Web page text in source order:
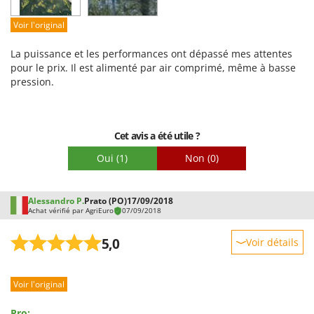
Facilité de montage
Voir l'original
La puissance et les performances ont dépassé mes attentes
pour le prix. Il est alimenté par air comprimé, même à basse
pression.
Cet avis a été utile ?
Oui (1) Non (0)
Alessandro P.Prato (PO)17/09/2018
Achat vérifié par AgriEuro 07/09/2018
5,0 Voir détails
Prestations
Voir l'original